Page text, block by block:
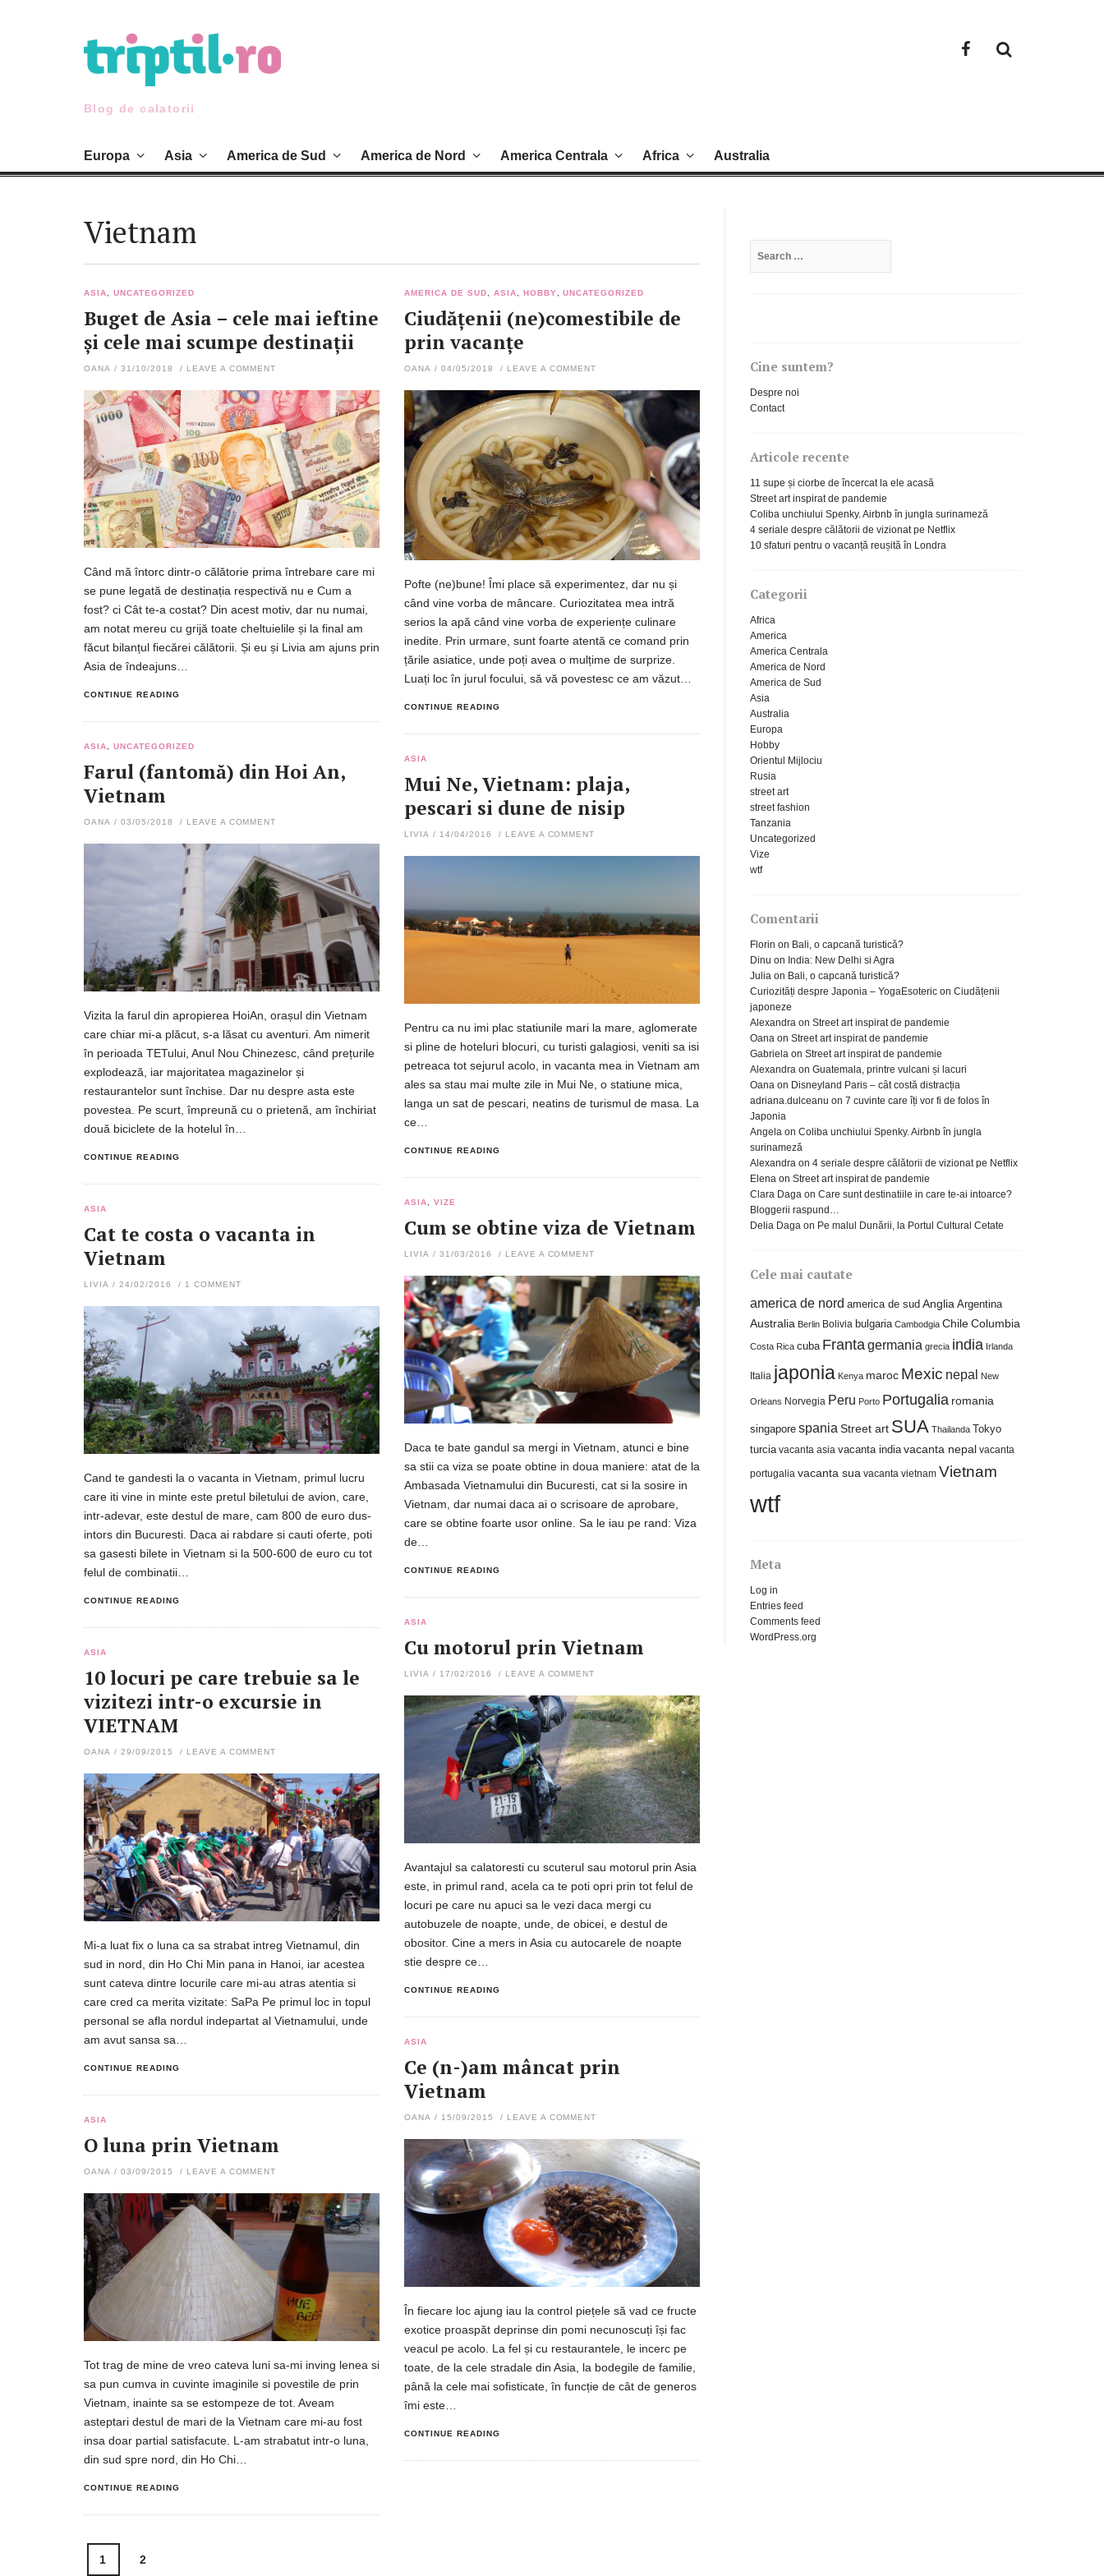
Blog de calatorii
Facebook
Europa Asia America de Sud America de Nord America Centrala Africa Australia
Vietnam
ASIA UNCATEGORIZED
Buget de Asia – cele mai ieftine
și cele mai scumpe destinații
OANA / 31/10/2018 / LEAVE A COMMENT
Când mă întorc dintr-o călătorie prima întrebare care mi
se pune legată de destinația respectivă nu e Cum a
fost? ci Cât te-a costat? Din acest motiv, dar nu numai,
am notat mereu cu grijă toate cheltuielile și la final am
făcut bilanțul fiecărei călătorii. Și eu și Livia am ajuns prin
Asia de îndeajuns…
CONTINUE READING
AMERICA DE SUD ASIA HOBBY ,UNCATEGORIZED
Ciudățenii (ne)comestibile de
prin vacanțe
OANA / 04/05/2018 / LEAVE A COMMENT
Pofte (ne)bune! Îmi place să experimentez, dar nu și
când vine vorba de mâncare. Curiozitatea mea intră
serios la apă când vine vorba de experiențe culinare
inedite. Prin urmare, sunt foarte atentă ce comand prin
țările asiatice, unde poți avea o mulțime de surprize.
Luați loc în jurul focului, să vă povestesc ce am văzut…
CONTINUE READING
ASIA UNCATEGORIZED
Farul (fantomă) din Hoi An,
Vietnam
OANA / 03/05/2018 / LEAVE A COMMENT
Vizita la farul din apropierea HoiAn, orașul din Vietnam
care chiar mi-a plăcut, s-a lăsat cu aventuri. Am nimerit
în perioada TETului, Anul Nou Chinezesc, când prețurile
explodează, iar majoritatea magazinelor și
restaurantelor sunt închise. Dar nu despre asta este
povestea. Pe scurt, împreună cu o prietenă, am închiriat
două biciclete de la hotelul în…
CONTINUE READING
ASIA
Mui Ne, Vietnam: plaja,
pescari si dune de nisip
LIVIA / 14/04/2016 / LEAVE A COMMENT
Pentru ca nu imi plac statiunile mari la mare, aglomerate
si pline de hoteluri blocuri, cu turisti galagiosi, veniti sa isi
petreaca tot sejurul acolo, in vacanta mea in Vietnam am
ales sa stau mai multe zile in Mui Ne, o statiune mica,
langa un sat de pescari, neatins de turismul de masa. La
ce…
CONTINUE READING
ASIA VIZE
Cum se obtine viza de Vietnam
LIVIA / 31/03/2016 / LEAVE A COMMENT
Daca te bate gandul sa mergi in Vietnam, atunci e bine
sa stii ca viza se poate obtine in doua maniere: atat de la
Ambasada Vietnamului din Bucuresti, cat si la sosire in
Vietnam, dar numai daca ai o scrisoare de aprobare,
care se obtine foarte usor online. Sa le iau pe rand: Viza
de…
CONTINUE READING
ASIA
Cat te costa o vacanta in
Vietnam
LIVIA / 24/02/2016 / 1 COMMENT
Cand te gandesti la o vacanta in Vietnam, primul lucru
care iti vine in minte este pretul biletului de avion, care,
intr-adevar, este destul de mare, cam 800 de euro dus-
intors din Bucuresti. Daca ai rabdare si cauti oferte, poti
sa gasesti bilete in Vietnam si la 500-600 de euro cu tot
felul de combinatii…
CONTINUE READING
ASIA
Cu motorul prin Vietnam
LIVIA / 17/02/2016 / LEAVE A COMMENT
Avantajul sa calatoresti cu scuterul sau motorul prin Asia
este, in primul rand, acela ca te poti opri prin tot felul de
locuri pe care nu apuci sa le vezi daca mergi cu
autobuzele de noapte, unde, de obicei, e destul de
obositor. Cine a mers in Asia cu autocarele de noapte
stie despre ce…
CONTINUE READING
ASIA
10 locuri pe care trebuie sa le
vizitezi intr-o excursie in
VIETNAM
OANA / 29/09/2015 / LEAVE A COMMENT
Mi-a luat fix o luna ca sa strabat intreg Vietnamul, din
sud in nord, din Ho Chi Min pana in Hanoi, iar acestea
sunt cateva dintre locurile care mi-au atras atentia si
care cred ca merita vizitate: SaPa Pe primul loc in topul
personal se afla nordul indepartat al Vietnamului, unde
am avut sansa sa…
CONTINUE READING
ASIA
Ce (n-)am mâncat prin
Vietnam
OANA / 15/09/2015 / LEAVE A COMMENT
În fiecare loc ajung iau la control piețele să vad ce fructe
exotice proaspăt deprinse din pomi necunoscuți își fac
veacul pe acolo. La fel și cu restaurantele, le incerc pe
toate, de la cele stradale din Asia, la bodegile de familie,
până la cele mai sofisticate, în funcție de cât de generos
îmi este…
CONTINUE READING
ASIA
O luna prin Vietnam
OANA / 03/09/2015 / LEAVE A COMMENT
Tot trag de mine de vreo cateva luni sa-mi inving lenea si
sa pun cumva in cuvinte imaginile si povestile de prin
Vietnam, inainte sa se estompeze de tot. Aveam
asteptari destul de mari de la Vietnam care mi-au fost
insa doar partial satisfacute. L-am strabatut intr-o luna,
din sud spre nord, din Ho Chi…
CONTINUE READING
Posts
1 2
for:
Cine suntem?
Despre noi
Contact
Articole recente
11 supe și ciorbe de încercat la ele acasă
Street art inspirat de pandemie
Coliba unchiului Spenky. Airbnb în jungla surinameză
4 seriale despre călătorii de vizionat pe Netflix
10 sfaturi pentru o vacanță reușită în Londra
Categorii
Africa
America
America Centrala
America de Nord
America de Sud
Asia
Australia
Europa
Hobby
Orientul Mijlociu
Rusia
street art
street fashion
Tanzania
Uncategorized
Vize
wtf
Comentarii
Florin on Bali, o capcană turistică?
Dinu on India: New Delhi si Agra
Julia on Bali, o capcană turistică?
Curiozități despre Japonia – YogaEsoteric on Ciudățenii
japoneze
Alexandra on Street art inspirat de pandemie
Oana on Street art inspirat de pandemie
Gabriela on Street art inspirat de pandemie
Alexandra on Guatemala, printre vulcani și lacuri
Oana on Disneyland Paris – cât costă distracția
adriana.dulceanu on 7 cuvinte care îți vor fi de folos în
Japonia
Angela on Coliba unchiului Spenky. Airbnb în jungla
surinameză
Alexandra on 4 seriale despre călătorii de vizionat pe Netflix
Elena on Street art inspirat de pandemie
Clara Daga on Care sunt destinatiile in care te-ai intoarce?
Bloggerii raspund…
Delia Daga on Pe malul Dunării, la Portul Cultural Cetate
Cele mai cautate
america de nord america de sud Anglia Argentina
Australia Berlin Bolivia bulgaria Cambodgia Chile Columbia
Costa Rica cuba Frantagermania grecia india Irlanda
Italia japonia Kenya maroc Mexic nepal New
Orleans Norvegia Peru Porto Portugalia romania
singapore spania Street art SUA Thailanda Tokyo
turcia vacanta asia vacanta india vacanta nepal vacanta
portugalia vacanta sua vacanta vietnam Vietnam
wtf
Meta
Log in
Entries feed
Comments feed
WordPress.org